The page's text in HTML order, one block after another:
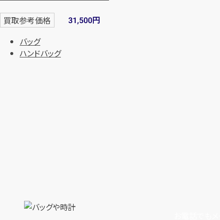
買取参考価格 31,500円
バッグ
ハンドバッグ